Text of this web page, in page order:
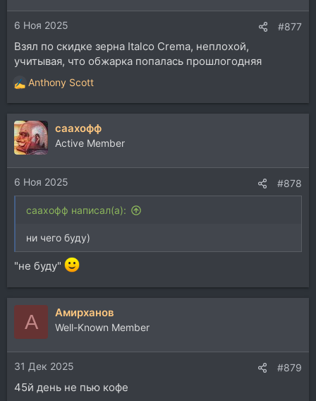
6 Ноя 2025 #877
Взял по скидке зерна Italco Crema, неплохой,
учитывая, что обжарка попалась прошлогодняя
Р
е
а
к
ц
и
и
:
Anthony Scott
саахофф
Active Member
6 Ноя 2025 #878
саахофф написал(а):
ни чего буду)
"не буду"
A Aмирханов
Well-Known Member
31 Дек 2025 #879
45й день не пью кофе